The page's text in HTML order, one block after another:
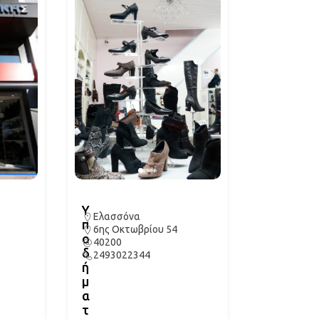
Υ
π
ο
δ
ή
μ
α
τ
Ελασσόνα
6ης Οκτωβρίου 54
40200
2493022344